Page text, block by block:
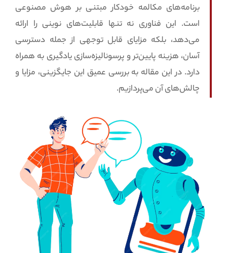
برنامه‌های مکالمه خودکار مبتنی بر هوش مصنوعی
است. این فناوری نه تنها قابلیت‌های نوینی را ارائه
می‌دهد، بلکه مزایای قابل توجهی از جمله دسترسی
آسان، هزینه پایین‌تر و پرسونالیزه‌سازی یادگیری به همراه
دارد. در این مقاله به بررسی عمیق این جایگزینی، مزایا و
چالش‌های آن می‌پردازیم.